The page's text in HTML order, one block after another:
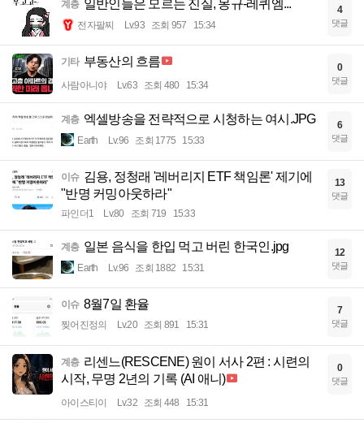
계층 일반인들은 모르는 진실, 몽규-레퀴엠...
전자팔찌 Lv.93 조회 957 15:34
4
댓글
기타 부동산의 흐름
사람아니야 Lv.63 조회 480 15:34
0
댓글
계층 엑셀방송을 전략적으로 시청하는 여시.JPG
Earth Lv.96 조회 1775 15:33
6
댓글
이슈 김용, 정청래 '레버리지 ETF 책임론' 제기에
"반명 커밍아웃하라"
파인더1 Lv.80 조회 719 15:33
13
댓글
계층 일본 음식을 한입 먹고 버린 한국인.jpg
Earth Lv.96 조회 1882 15:31
12
댓글
이슈 8월7일 환율
찢어진정의 Lv.20 조회 891 15:31
7
댓글
계층 리센느(RESCENE) 원이 서사 2편 : 시련의
시작, 무명 2년의 기록 (AI 애니)
아이스티이 Lv.32 조회 448 15:31
0
댓글